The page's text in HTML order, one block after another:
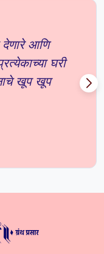
देणारे आणि
घरी
खूप खूप